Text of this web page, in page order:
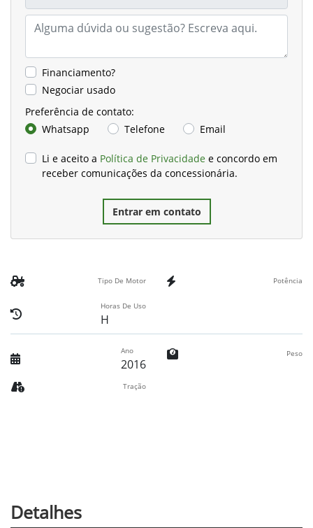
Financiamento?
Negociar usado
Preferência de contato:
Whatsapp
Telefone Email
Li e aceito a Política de Privacidade e concordo em
receber comunicações da concessionária.
Entrar em contato
Tipo De Motor Potência
Horas De Uso
H
Ano
2016
Peso
Tração
Detalhes